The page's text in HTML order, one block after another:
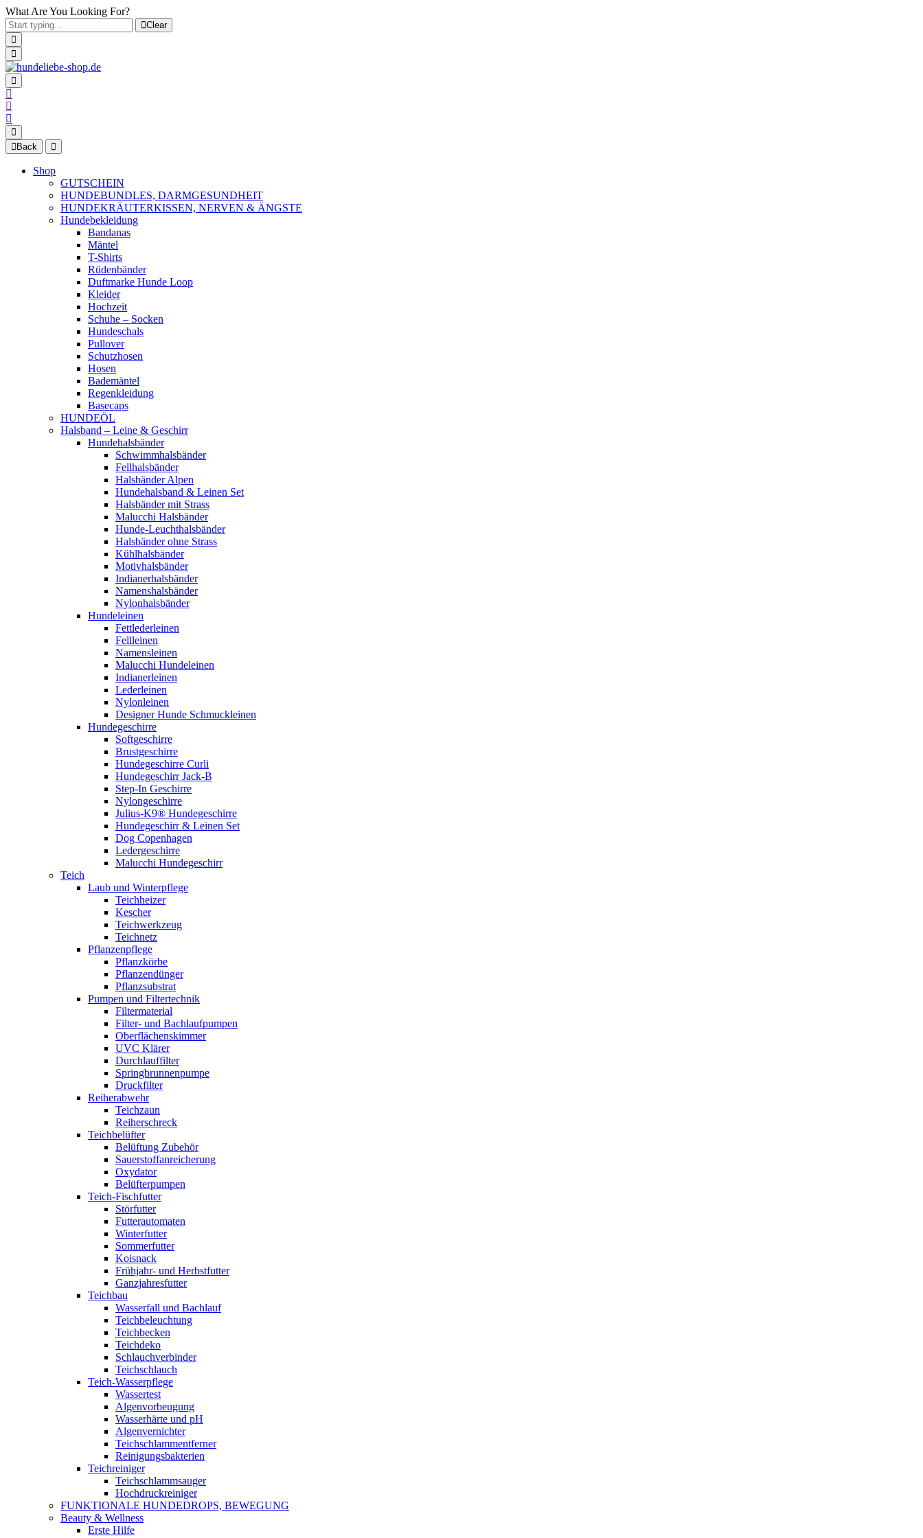
What Are You Looking For?
Clear
Back
Shop
GUTSCHEIN
HUNDEBUNDLES, DARMGESUNDHEIT
HUNDEKRÄUTERKISSEN, NERVEN & ÄNGSTE
Hundebekleidung
Bandanas
Mäntel
T-Shirts
Rüdenbänder
Duftmarke Hunde Loop
Kleider
Hochzeit
Schuhe – Socken
Hundeschals
Pullover
Schutzhosen
Hosen
Bademäntel
Regenkleidung
Basecaps
HUNDEÖL
Halsband – Leine & Geschirr
Hundehalsbänder
Schwimmhalsbänder
Fellhalsbänder
Halsbänder Alpen
Hundehalsband & Leinen Set
Halsbänder mit Strass
Malucchi Halsbänder
Hunde-Leuchthalsbänder
Halsbänder ohne Strass
Kühlhalsbänder
Motivhalsbänder
Indianerhalsbänder
Namenshalsbänder
Nylonhalsbänder
Hundeleinen
Fettlederleinen
Fellleinen
Namensleinen
Malucchi Hundeleinen
Indianerleinen
Lederleinen
Nylonleinen
Designer Hunde Schmuckleinen
Hundegeschirre
Softgeschirre
Brustgeschirre
Hundegeschirre Curli
Hundegeschirr Jack-B
Step-In Geschirre
Nylongeschirre
Julius-K9® Hundegeschirre
Hundegeschirr & Leinen Set
Dog Copenhagen
Ledergeschirre
Malucchi Hundegeschirr
Teich
Laub und Winterpflege
Teichheizer
Kescher
Teichwerkzeug
Teichnetz
Pflanzenpflege
Pflanzkörbe
Pflanzendünger
Pflanzsubstrat
Pumpen und Filtertechnik
Filtermaterial
Filter- und Bachlaufpumpen
Oberflächenskimmer
UVC Klärer
Durchlauffilter
Springbrunnenpumpe
Druckfilter
Reiherabwehr
Teichzaun
Reiherschreck
Teichbelüfter
Belüftung Zubehör
Sauerstoffanreicherung
Oxydator
Belüfterpumpen
Teich-Fischfutter
Störfutter
Futterautomaten
Winterfutter
Sommerfutter
Koisnack
Frühjahr- und Herbstfutter
Ganzjahresfutter
Teichbau
Wasserfall und Bachlauf
Teichbeleuchtung
Teichbecken
Teichdeko
Schlauchverbinder
Teichschlauch
Teich-Wasserpflege
Wassertest
Algenvorbeugung
Wasserhärte und pH
Algenvernichter
Teichschlammentferner
Reinigungsbakterien
Teichreiniger
Teichschlammsauger
Hochdruckreiniger
FUNKTIONALE HUNDEDROPS, BEWEGUNG
Beauty & Wellness
Erste Hilfe